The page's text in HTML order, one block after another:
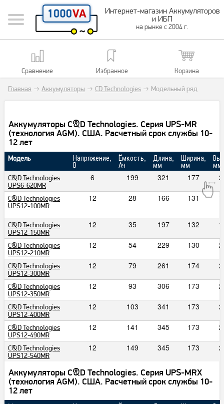
Интернет-магазин Аккумуляторов
и ИБП
на рынке с 2004 г.
Сравнение Избранное Корзина
Главная → Аккумуляторы → CD Technologies → Модельный ряд
Аккумуляторы C&D Technologies. Серия UPS-MR
(технология AGM). США. Расчетный срок службы 10-
12 лет
Модель Напряжение,
В
Ёмкость,
Ач
Длина,
мм
Ширина,
мм мм
C&D Technologies
UPS6-620MR
6 199 321 177
C&D Technologies
UPS12-100MR
12 28 166 131
C&D Technologies
UPS12-150MR
12 35 197 132
C&D Technologies
UPS12-210MR
12 54 229 130
C&D Technologies
UPS12-300MR
12 79 261 174
C&D Technologies
UPS12-350MR
12 93 306 173
C&D Technologies
UPS12-400MR
12 103 341 173
C&D Technologies
UPS12-490MR
12 141 345 173
C&D Technologies
UPS12-540MR
12 149 345 173
Аккумуляторы C&D Technologies. Серия UPS-MRХ
(технология AGM). США. Расчетный срок службы 10-
12 лет